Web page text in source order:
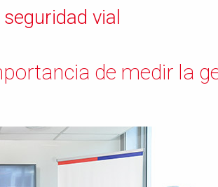
vial
de medir la